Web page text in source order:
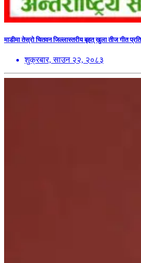
माडीमा तेस्रो चितवन जिल्लास्तरीय बृहत् खुला तीज गीत
शुक्रबार, साउन २२, २०८३